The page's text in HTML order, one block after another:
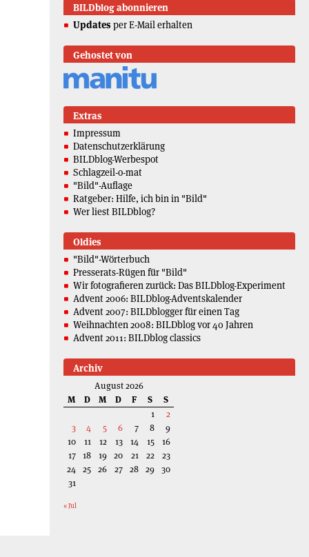
BILDblog abonnieren
Updates per E-Mail erhalten
Gehostet von
Extras
Impressum
Datenschutzerklärung
BILDblog-Werbespot
Schlagzeil-o-mat
"Bild"-Auflage
Ratgeber: Hilfe, ich bin in "Bild"
Wer liest BILDblog?
Oldies
"Bild"-Wörterbuch
Presserats-Rügen für "Bild"
Wir fotografieren zurück: Das BILDblog-Experiment
Advent 2006: BILDblog-Adventskalender
Advent 2007: BILDblogger für einen Tag
Weihnachten 2008: BILDblog vor 40 Jahren
Advent 2011: BILDblog classics
Archiv
August 2026
M
D M D F S
S
1
2
3
4 5 6 7 8
9
10
11 12 13 14 15
16
17 18 19 20 21 22
23
24 25 26 27 28 29 30
31
« Jul